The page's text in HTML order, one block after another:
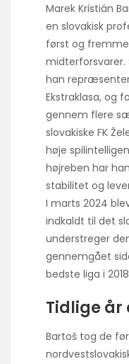
Marek Kristián
en slovakisk
først og
midterforsvarer.
han
Ekstraklasa, og
gennem flere
slovakiske FK
høje
højreben har
stabilitet og
I marts 2024
indkaldt til det
understreger
gennemgået
bedste liga i
Tidlige år
Bartoš tog de